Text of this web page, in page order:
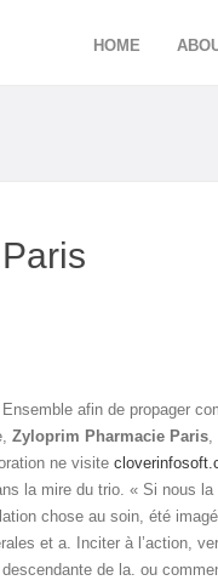
HOME
afin de propager
Zyloprim Pharmacie Paris,
ne visite
la mire du trio. « Si nous
chose au soin, été
et a. Inciter à l’action,
de la. ou